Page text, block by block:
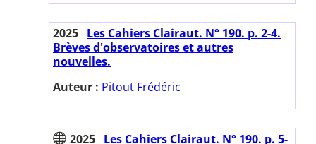
2025 Les Cahiers Clairaut. N° 190. p. 2-4.
Brèves d'observatoires et autres
nouvelles.
Auteur : Pitout Frédéric
2025 Les Cahiers Clairaut. N° 190. p. 5-